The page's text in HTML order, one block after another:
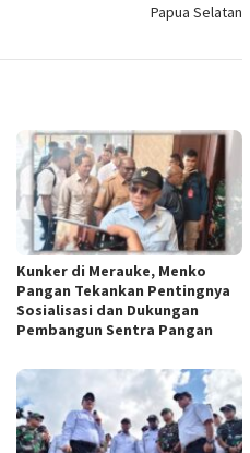
Papua Selatan
Kunker di Merauke, Menko
Pangan Tekankan Pentingnya
Sosialisasi dan Dukungan
Pembangun Sentra Pangan